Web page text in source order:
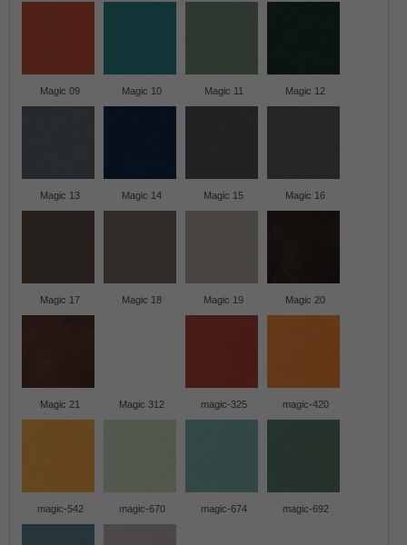
Magic 09 Magic 10 Magic 11 Magic 12
Magic 13 Magic 14 Magic 15 Magic 16
Magic 17 Magic 18 Magic 19 Magic 20
Magic 21 Magic 312 magic-325 magic-420
magic-542 magic-670 magic-674 magic-692